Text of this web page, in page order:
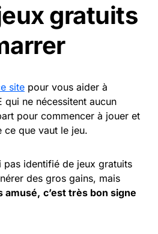
gratuits
site pour vous aider à
qui ne nécessitent aucun
pour commencer à jouer et
ce que vaut le jeu.
pas identifié de jeux gratuits
des gros gains, mais
amusé, c’est très bon signe